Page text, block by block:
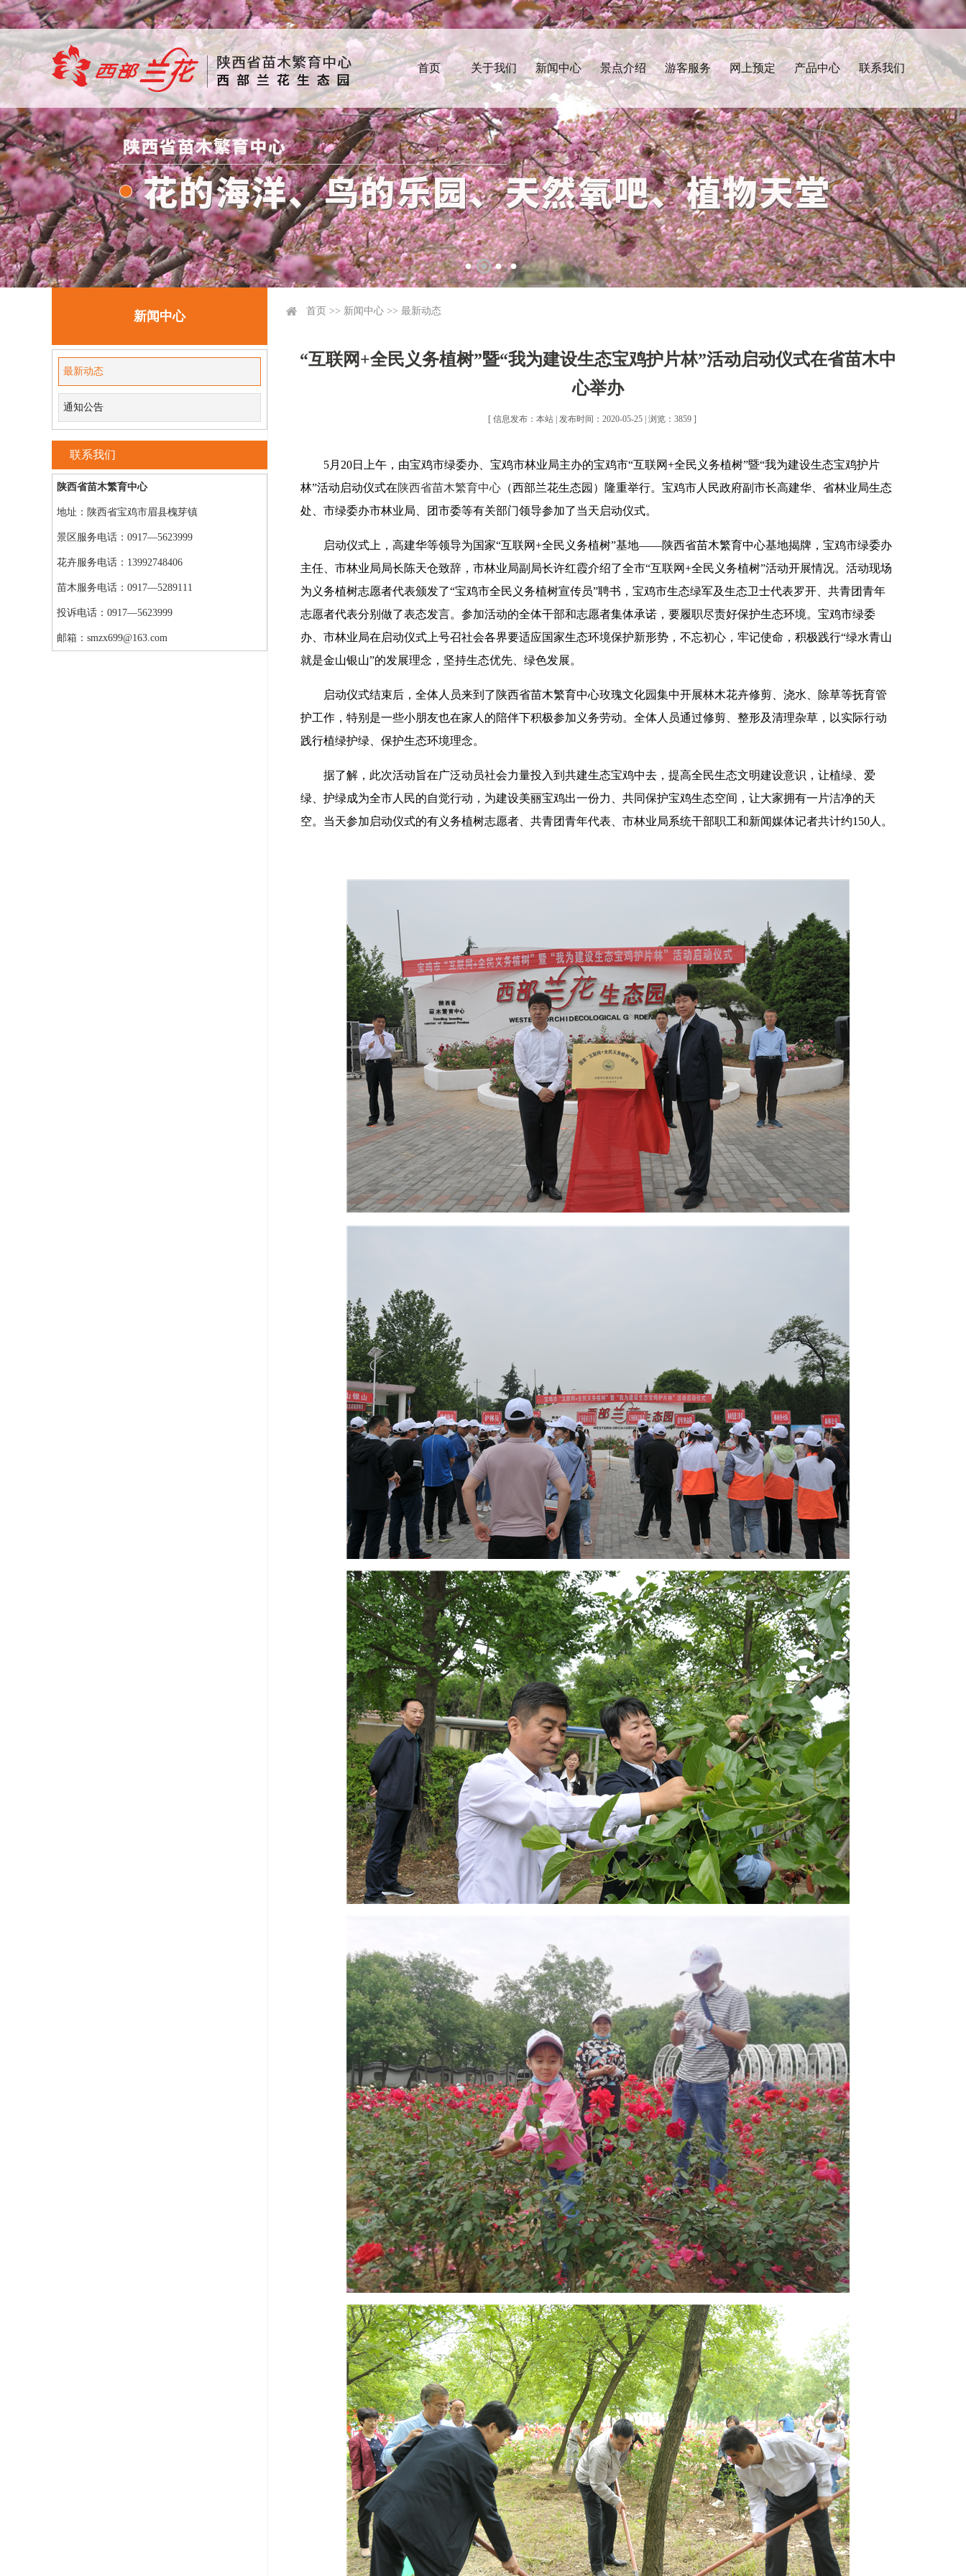
首页 关于我们 新闻中心 景点介绍 游客服务 网上预定 产品中心 联系我们
新闻中心
最新动态
通知公告
联系我们
陕西省苗木繁育中心
地址：陕西省宝鸡市眉县槐芽镇
景区服务电话：0917—5623999
花卉服务电话：13992748406
苗木服务电话：0917—5289111
投诉电话：0917—5623999
邮箱：smzx699@163.com
首页 >> 新闻中心 >> 最新动态
“互联网+全民义务植树”暨“我为建设生态宝鸡护片林”活动启动仪式在省苗木中
心举办
[ 信息发布：本站 | 发布时间：2020-05-25 | 浏览：3859 ]
5月20日上午，由宝鸡市绿委办、宝鸡市林业局主办的宝鸡市“互联网+全民义务植树”暨“我为建设生态宝鸡护片
林”活动启动仪式在陕西省苗木繁育中心 （西部兰花生态园）隆重举行。宝鸡市人民政府副市长高建华、省林业局生态
处、市绿委办市林业局、团市委等有关部门领导参加了当天启动仪式。
启动仪式上，高建华等领导为国家“互联网+全民义务植树”基地——陕西省苗木繁育中心基地揭牌，宝鸡市绿委办
主任、市林业局局长陈天仓致辞，市林业局副局长许红霞介绍了全市“互联网+全民义务植树”活动开展情况。活动现场
为义务植树志愿者代表颁发了“宝鸡市全民义务植树宣传员”聘书，宝鸡市生态绿军及生态卫士代表罗开、共青团青年
志愿者代表分别做了表态发言。参加活动的全体干部和志愿者集体承诺，要履职尽责好保护生态环境。宝鸡市绿委
办、市林业局在启动仪式上号召社会各界要适应国家生态环境保护新形势，不忘初心，牢记使命，积极践行“绿水青山
就是金山银山”的发展理念，坚持生态优先、绿色发展。
启动仪式结束后，全体人员来到了陕西省苗木繁育中心玫瑰文化园集中开展林木花卉修剪、浇水、除草等抚育管
护工作，特别是一些小朋友也在家人的陪伴下积极参加义务劳动。全体人员通过修剪、整形及清理杂草，以实际行动
践行植绿护绿、保护生态环境理念。
据了解，此次活动旨在广泛动员社会力量投入到共建生态宝鸡中去，提高全民生态文明建设意识，让植绿、爱
绿、护绿成为全市人民的自觉行动，为建设美丽宝鸡出一份力、共同保护宝鸡生态空间，让大家拥有一片洁净的天
空。当天参加启动仪式的有义务植树志愿者、共青团青年代表、市林业局系统干部职工和新闻媒体记者共计约150人。